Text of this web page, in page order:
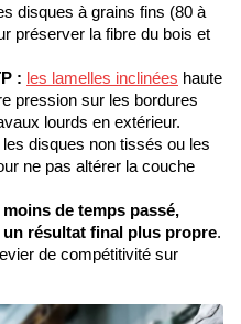
disques à grains fins (80 à
préserver la fibre du bois et
: les lamelles inclinées haute
pression sur les bordures
lourds en extérieur.
disques non tissés ou les
ne pas altérer la couche
moins de temps passé,
résultat final plus propre.
de compétitivité sur